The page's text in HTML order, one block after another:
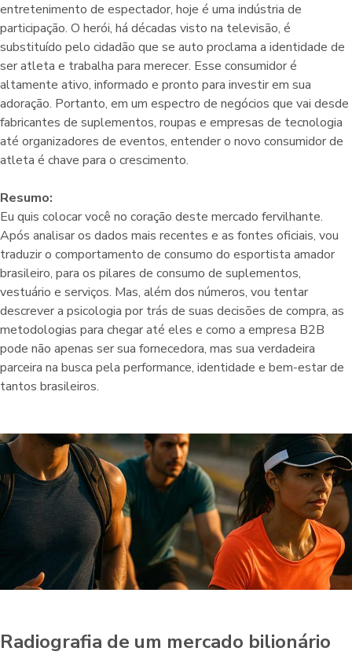
entretenimento de espectador, hoje é uma indústria de
participação. O herói, há décadas visto na televisão, é
substituído pelo cidadão que se auto proclama a identidade de
ser atleta e trabalha para merecer. Esse consumidor é
altamente ativo, informado e pronto para investir em sua
adoração. Portanto, em um espectro de negócios que vai desde
fabricantes de suplementos, roupas e empresas de tecnologia
até organizadores de eventos, entender o novo consumidor de
atleta é chave para o crescimento.
Resumo:
Eu quis colocar você no coração deste mercado fervilhante.
Após analisar os dados mais recentes e as fontes oficiais, vou
traduzir o comportamento de consumo do esportista amador
brasileiro, para os pilares de consumo de suplementos,
vestuário e serviços. Mas, além dos números, vou tentar
descrever a psicologia por trás de suas decisões de compra, as
metodologias para chegar até eles e como a empresa B2B
pode não apenas ser sua fornecedora, mas sua verdadeira
parceira na busca pela performance, identidade e bem-estar de
tantos brasileiros.
Radiografia de um mercado bilionário